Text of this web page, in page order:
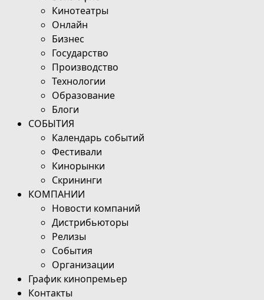
Кинотеатры
Онлайн
Бизнес
Государство
Производство
Технологии
Образование
Блоги
СОБЫТИЯ
Календарь событий
Фестивали
Кинорынки
Скрининги
КОМПАНИИ
Новости компаний
Дистрибьюторы
Релизы
События
Организации
График кинопремьер
Контакты